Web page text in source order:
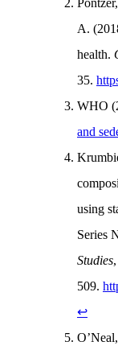
A.
health.
35.
WHO
and
using
Series
Studies,
509.
↩